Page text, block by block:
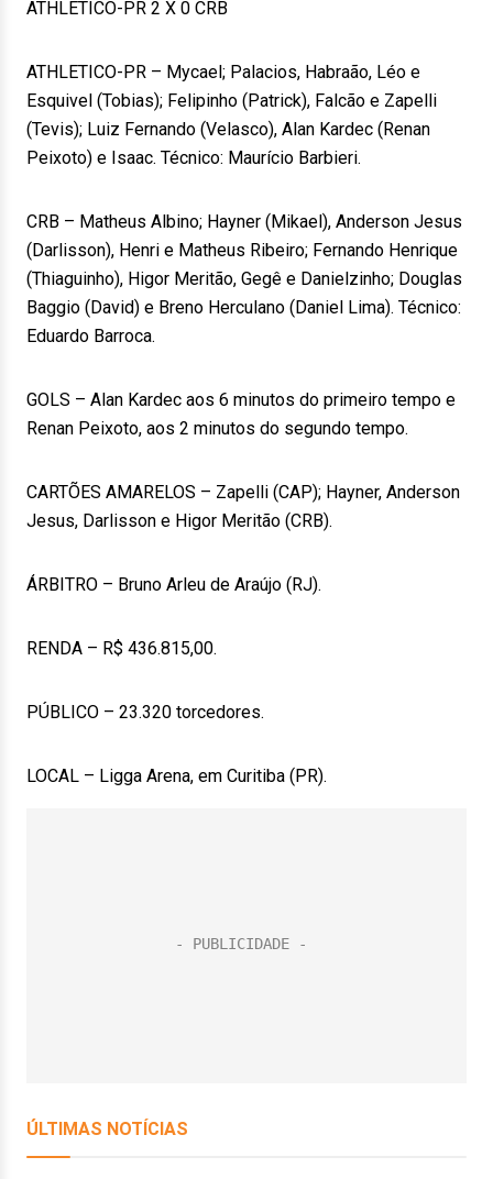
ATHLETICO-PR 2 X 0 CRB
ATHLETICO-PR – Mycael; Palacios, Habraão, Léo e
Esquivel (Tobias); Felipinho (Patrick), Falcão e Zapelli
(Tevis); Luiz Fernando (Velasco), Alan Kardec (Renan
Peixoto) e Isaac. Técnico: Maurício Barbieri.
CRB – Matheus Albino; Hayner (Mikael), Anderson Jesus
(Darlisson), Henri e Matheus Ribeiro; Fernando Henrique
(Thiaguinho), Higor Meritão, Gegê e Danielzinho; Douglas
Baggio (David) e Breno Herculano (Daniel Lima). Técnico:
Eduardo Barroca.
GOLS – Alan Kardec aos 6 minutos do primeiro tempo e
Renan Peixoto, aos 2 minutos do segundo tempo.
CARTÕES AMARELOS – Zapelli (CAP); Hayner, Anderson
Jesus, Darlisson e Higor Meritão (CRB).
ÁRBITRO – Bruno Arleu de Araújo (RJ).
RENDA – R$ 436.815,00.
PÚBLICO – 23.320 torcedores.
LOCAL – Ligga Arena, em Curitiba (PR).